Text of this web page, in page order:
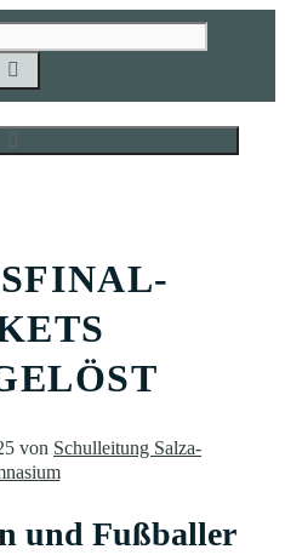
von Schulleitung Salza-
und Fußballer